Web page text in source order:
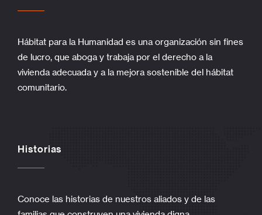
Hábitat para la Humanidad es una organización sin fines
de lucro, que aboga y trabaja por el derecho a la
vivienda adecuada y a la mejora sostenible del hábitat
comunitario.
Historias
Conoce las historias de nuestros aliados y de las